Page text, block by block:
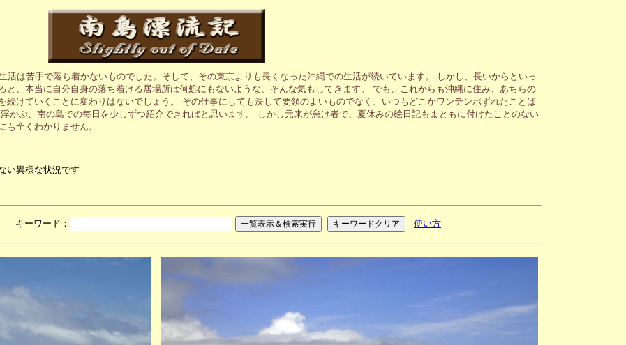
活は苦手で落ち着かないものでした。そして、その東京よりも長くなった沖縄での生活が続いています。 しかし、長いからといっ
、本当に自分自身の落ち着ける居場所は何処にもないような、そんな気もしてきます。 でも、これからも沖縄に住み、あちらの
けていくことに変わりはないでしょう。 その仕事にしても決して要領のよいものでなく、いつもどこかワンテンポずれたことば
かぶ、南の島での毎日を少しずつ紹介できればと思います。 しかし元来が怠け者で、夏休みの絵日記もまともに付けたことのない
全くわかりません。
い異様な状況です
キーワード： 使い方